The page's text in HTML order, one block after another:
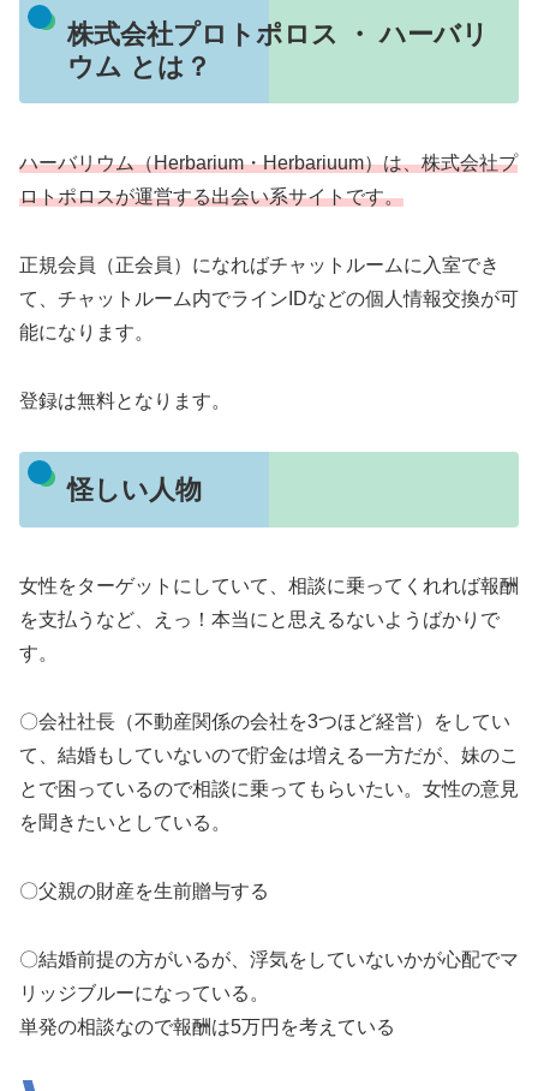
株式会社プロトポロス ・ ハーバリ
ウム とは？
ハーバリウム（Herbarium・Herbariuum）は、株式会社プ
ロトポロスが運営する出会い系サイトです。
正規会員（正会員）になればチャットルームに入室でき
て、チャットルーム内でラインIDなどの個人情報交換が可
能になります。
登録は無料となります。
怪しい人物
女性をターゲットにしていて、相談に乗ってくれれば報酬
を支払うなど、えっ！本当にと思えるないようばかりで
す。
〇会社社長（不動産関係の会社を3つほど経営）をしてい
て、結婚もしていないので貯金は増える一方だが、妹のこ
とで困っているので相談に乗ってもらいたい。女性の意見
を聞きたいとしている。
〇父親の財産を生前贈与する
〇結婚前提の方がいるが、浮気をしていないかが心配でマ
リッジブルーになっている。
単発の相談なので報酬は5万円を考えている